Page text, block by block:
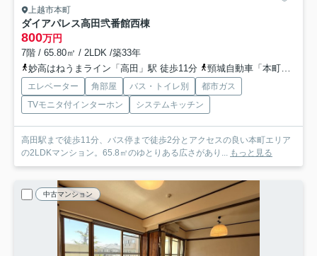
上越市本町
ダイアパレス高田弐番館西棟
800万円
7階 / 65.80㎡ / 2LDK /築33年
妙高はねうまライン「高田」駅 徒歩11分
頸城自動車「本町二丁目（上越市）」バス停下車 徒歩2分
エレベーター 角部屋 バス・トイレ別
都市ガス
TVモニタ付インターホン
システムキッチン
高田駅まで徒歩11分、バス停まで徒歩2分とアクセスの良い本町エリア
の2LDKマンション。65.8㎡のゆとりある広さがあり...
もっと見る
中古マンション